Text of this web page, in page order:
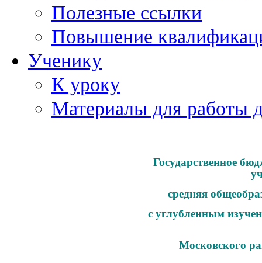
Полезные ссылки
Повышение
Ученику
К уроку
Материалы для работы
Государственное
средняя
с углубленным
Московского